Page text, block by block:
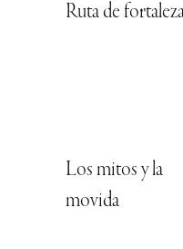
Ruta de
Los mitos y la
movida